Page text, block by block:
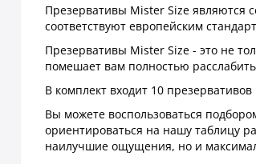
Презервативы Mister Size являются
соответствуют европейским
Презервативы Mister Size - это не
помешает вам полностью
В комплект входит 10
Вы можете воспользоваться
ориентироваться на нашу таблицу
наилучшие ощущения, но и